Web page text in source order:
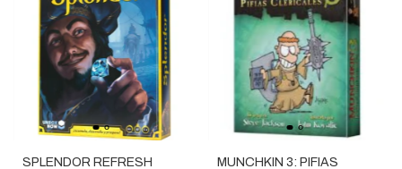
SPLENDOR REFRESH
MUNCHKIN 3: PIFIAS